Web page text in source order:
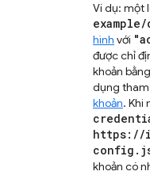
Ví dụ: một
example/
hình với
được chỉ
khoản
dụng tham
khoản. Khi
https: //
config .
khoản có